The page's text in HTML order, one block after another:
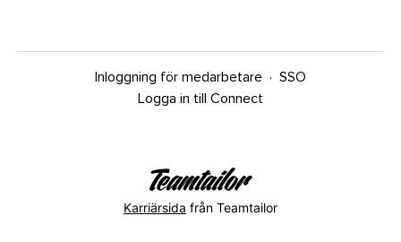
Inloggning för medarbetare · SSO
Logga in till Connect
Karriärsida från Teamtailor